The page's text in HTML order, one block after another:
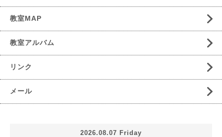
教室MAP
教室アルバム
リンク
メール
2026.08.07 Friday